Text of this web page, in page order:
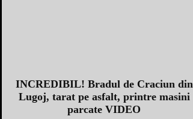
INCREDIBIL! Bradul de Craciun din
Lugoj, tarat pe asfalt, printre masini
parcate VIDEO